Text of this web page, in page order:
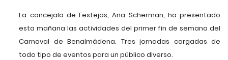
La concejala de Festejos, Ana Scherman, ha presentado
esta mañana las actividades del primer fin de semana del
Carnaval de Benalmádena. Tres jornadas cargadas de
todo tipo de eventos para un público diverso.